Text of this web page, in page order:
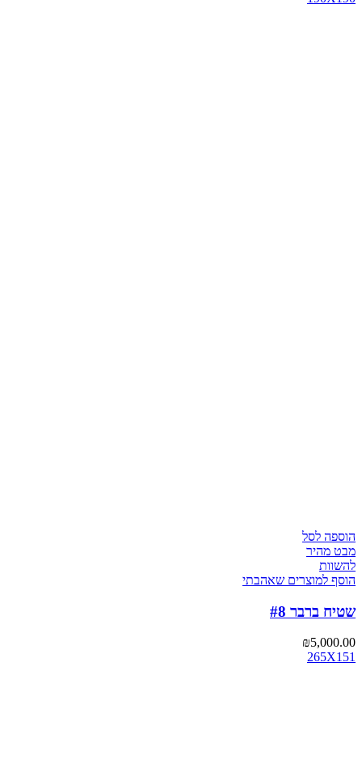
הוספה לסל
מבט מהיר
להשוות
הוסף למוצרים שאהבתי
שטיח ברבר #8
₪5,000.00
265X151